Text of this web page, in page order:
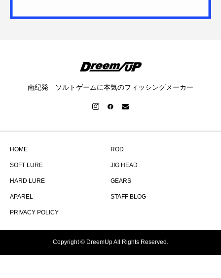
南紀発 ソルトゲームに本気のフィッシングメーカー
HOME ROD
SOFT LURE JIG HEAD
HARD LURE GEARS
APAREL STAFF BLOG
PRIVACY POLICY
Copyright © DreemUp All Rights Reserved.